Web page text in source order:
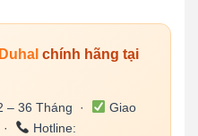
chính hãng tại
– 36 Tháng ·
Giao
Hotline: